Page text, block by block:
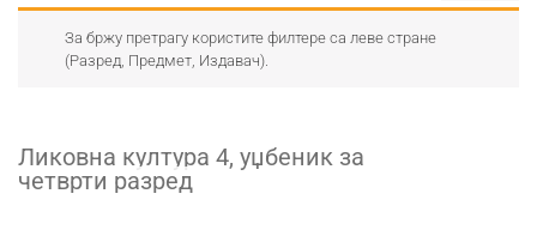
За бржу претрагу користите филтере са леве стране
(Разред, Предмет, Издавач).
Ликовна култура 4, уџбеник за
четврти разред